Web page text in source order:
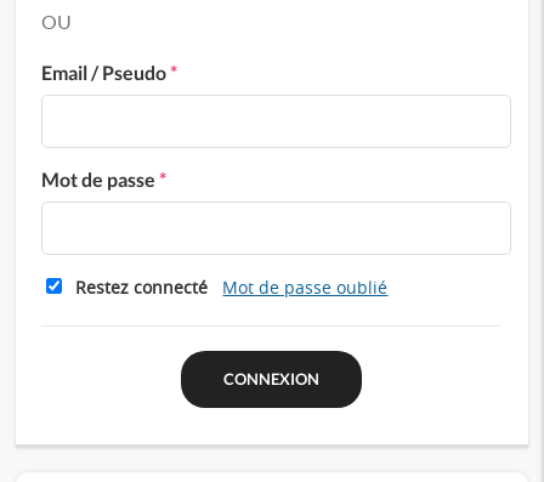
OU
Email / Pseudo*
Mot de passe*
Restez connecté Mot de passe oublié